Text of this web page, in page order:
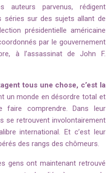
auteurs parvenus, rédigent
séries sur des sujets allant de
présidentielle américaine
par le gouvernement
à l’assassinat de John F.
tous une chose, c’est la
un monde en désordre total et
faire comprendre.Dans leur
se retrouvent involontairement
international.Et c’est leur
des rangs des chômeurs.
gens ont maintenant retrouvé